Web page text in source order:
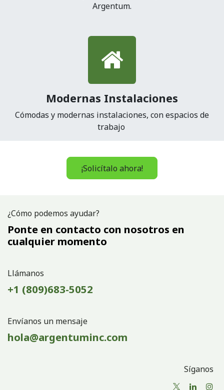
Argentum.
Modernas Instalaciones
Cómodas y modernas instalaciones, con espacios de
trabajo
¡Solicítalo ahora!
¿Cómo podemos ayudar?
Ponte en contacto con nosotros en
cualquier momento
Llámanos
+1 (809)683-5052
Envíanos un mensaje
hola@argentuminc.com
Síganos